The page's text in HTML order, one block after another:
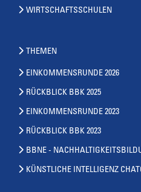
WIRTSCHAFTSSCHULEN
THEMEN
EINKOMMENSRUNDE 2026
RÜCKBLICK BBK 2025
EINKOMMENSRUNDE 2023
RÜCKBLICK BBK 2023
BBNE -
KÜNSTLICHE INTELLIGENZ